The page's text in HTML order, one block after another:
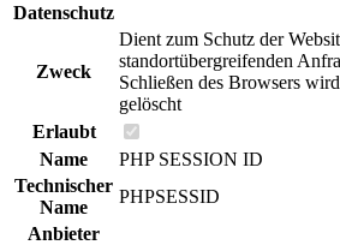
Datenschutz
Zweck
Dient zum Schutz der
standortübergreifenden
Schließen des Browsers
gelöscht
Erlaubt
Name
PHP SESSION ID
Technischer
Name
PHPSESSID
Anbieter